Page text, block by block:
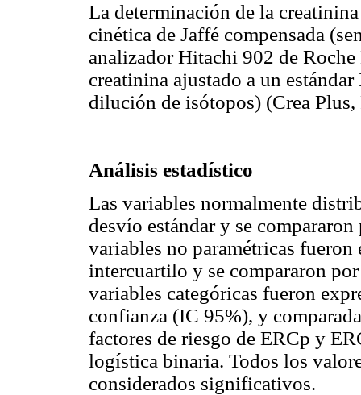
La determinación de la
cinética de Jaffé compensada
analizador Hitachi 902 de
creatinina ajustado a un
dilución de isótopos) (Crea
Análisis estadístico
Las variables normalmente
desvío estándar y se
variables no paramétricas
intercuartilo y se compararon
variables categóricas fueron
confianza (IC 95%), y
factores de riesgo de ERCp y
logística binaria. Todos los
considerados significativos.